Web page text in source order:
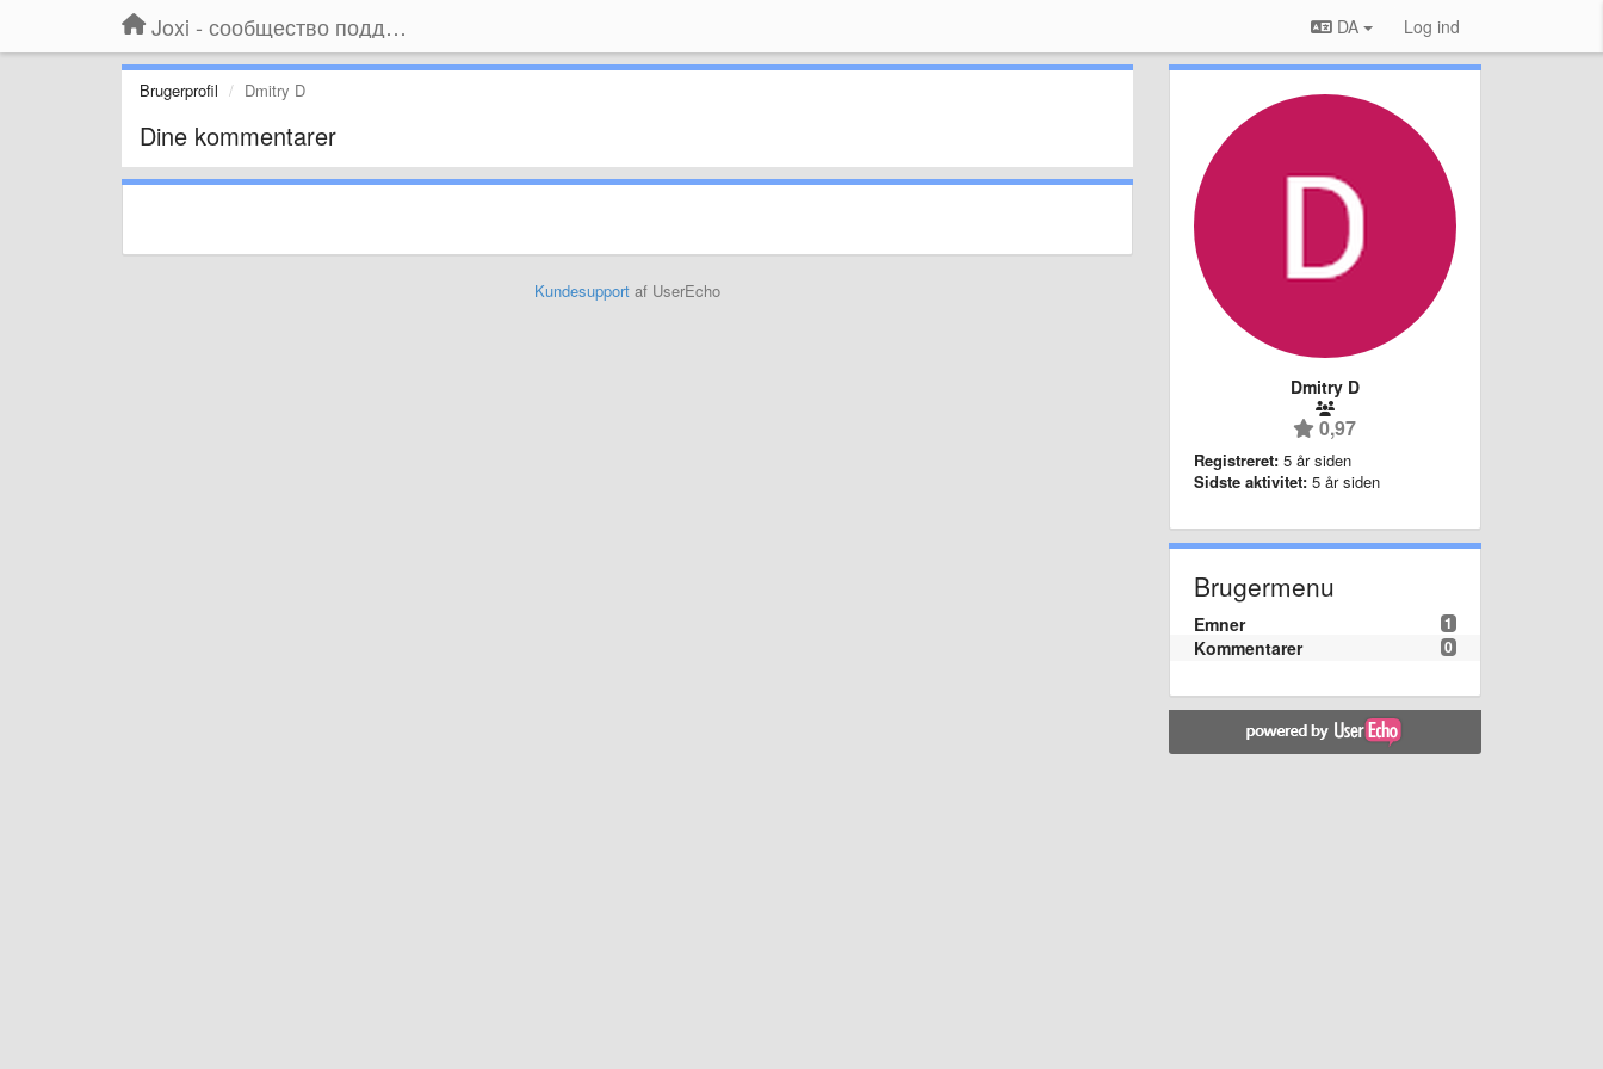
Joxi - сообщество поддержки DA Log ind
Brugerprofil Dmitry D
Dine kommentarer
Kundesupportaf UserEcho
Dmitry D
0,97
Registreret: 5 år siden
Sidste aktivitet: 5 år siden
Brugermenu
1
Emner
0
Kommentarer